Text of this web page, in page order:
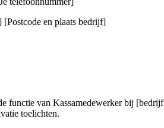
en plaats bedrijf]
functie van Kassamedewerker bij
toelichten.